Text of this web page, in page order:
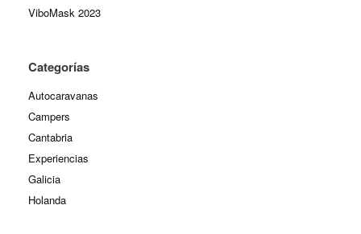
ViboMask 2023
Categorías
Autocaravanas
Campers
Cantabria
Experiencias
Galicia
Holanda